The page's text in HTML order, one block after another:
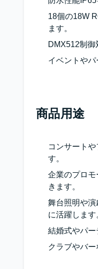
18個の18W
ます。
DMX512制御
イベントやパ
商品用途
コンサート
す。
企業のプロ
きます。
舞台照明や
に活躍します
結婚式やパー
クラブやバ